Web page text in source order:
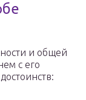
и общей
с его